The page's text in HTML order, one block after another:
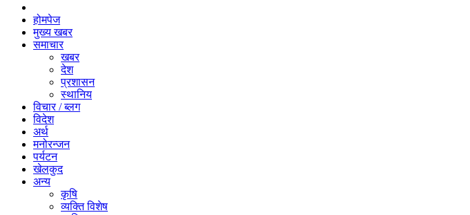
होमपेज
मुख्य खबर
समाचार
खबर
देश
प्रशासन
स्थानिय
विचार / ब्लग
विदेश
अर्थ
मनोरन्जन
पर्यटन
खेलकुद
अन्य
कृषि
व्यक्ति विशेष